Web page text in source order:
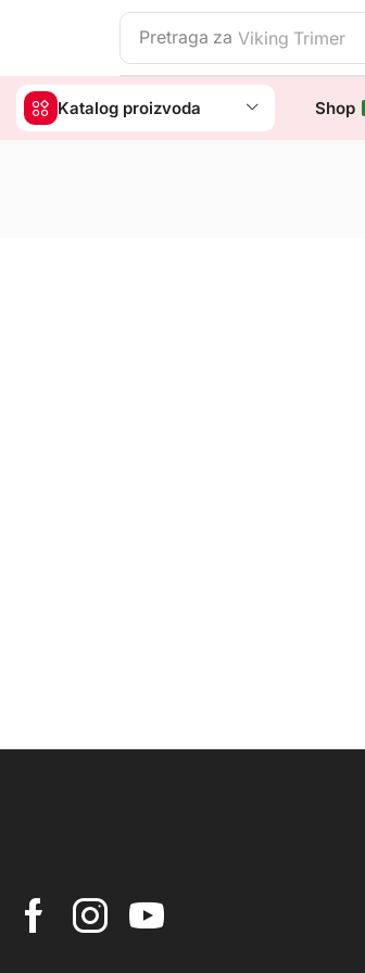
Pretraga za Viking Trimer
Katalog proizvoda Shop